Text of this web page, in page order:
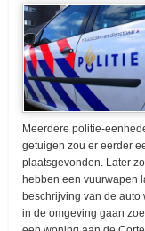
Meerdere politie-
getuigen zou er eerder
plaatsgevonden. Later
hebben een vuurwapen
beschrijving van de
in de omgeving gaan